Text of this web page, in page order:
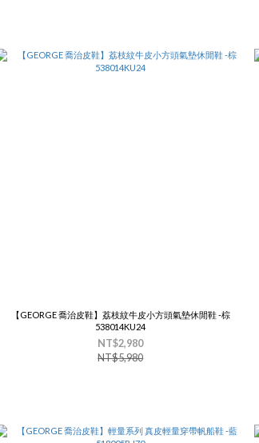
【GEORGE 喬治皮鞋】荔枝紋牛皮小方頭氣墊休閒鞋 -棕
538014KU24
NT$2,980
NT$5,980